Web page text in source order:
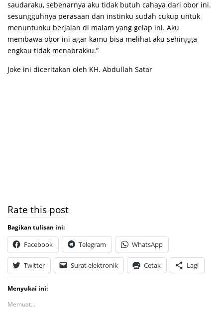
saudaraku, sebenarnya aku tidak butuh cahaya dari obor ini.
sesungguhnya perasaan dan instinku sudah cukup untuk
menuntunku berjalan di malam yang gelap ini. Aku
membawa obor ini agar kamu bisa melihat aku sehingga
engkau tidak menabrakku.”
Joke ini diceritakan oleh KH. Abdullah Satar
Rate this post
Bagikan tulisan ini:
Facebook Telegram WhatsApp
Twitter Surat elektronik Cetak Lagi
Menyukai ini:
Memuat...